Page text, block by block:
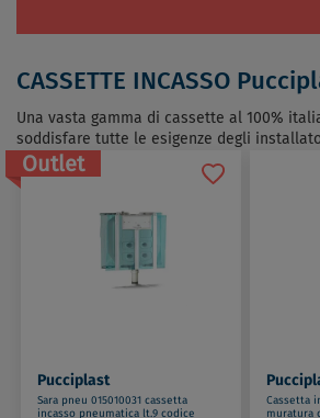
CASSETTE INCASSO
Una vasta gamma di cassette al 100%
soddisfare tutte le esigenze degli
Outlet
Pucciplast
Sara pneu 015010031 cassetta
incasso pneumatica lt.9 codice
Cassetta
muratura